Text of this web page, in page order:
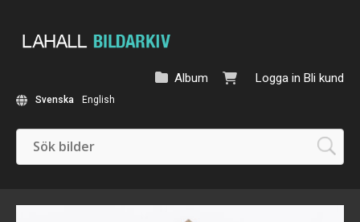
Logga in Bli kund
Album
Svenska English